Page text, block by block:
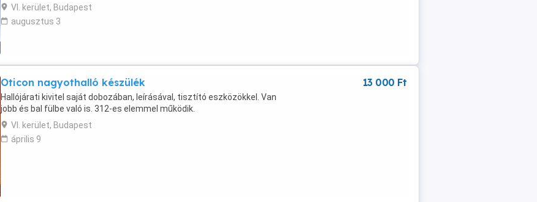
VI. kerület, Budapest
augusztus 3
Oticon nagyothalló készülék
Hallójárati kivitel saját dobozában, leírásával, tisztító eszközökkel. Van
jobb és bal fülbe való is. 312-es elemmel működik.
VI. kerület, Budapest
április 9
13 000 Ft